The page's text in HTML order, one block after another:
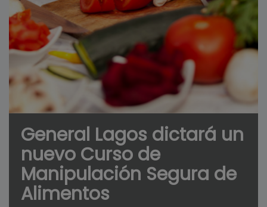
General Lagos dictará un
nuevo Curso de
Manipulación Segura de
Alimentos